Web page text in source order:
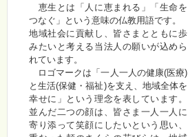
恵生とは「人に恵まれる」「生命を
つなぐ」という意味の仏教用語です。
地域社会に貢献し、皆さまとともに歩
みたいと考える当法人の願いが込めら
れています。
ロゴマークは「一人一人の健康(医療)
と生活(保健・福祉)を支え、地域全体を
幸せに」という理念を表しています。
並んだ二つの顔は、皆さま一人一人に
寄り添って笑顔にしたいという思い、